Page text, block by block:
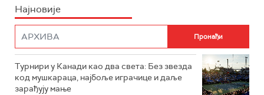
Најновије
Турнири у Канади као два света: Без звезда
код мушкараца, најбоље играчице и даље
зарађују мање